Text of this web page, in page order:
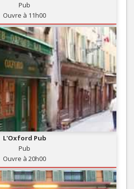
Pub
Ouvre à 11h00
L'Oxford Pub
Pub
Ouvre à 20h00